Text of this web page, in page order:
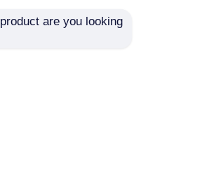
En iyi fiyat
are you looking